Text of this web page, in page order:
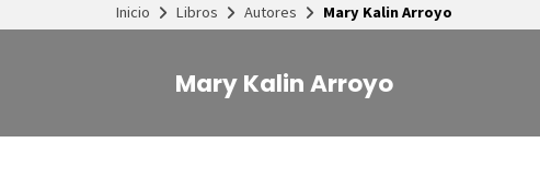
Inicio Libros Autores Mary Kalin Arroyo
Mary Kalin Arroyo